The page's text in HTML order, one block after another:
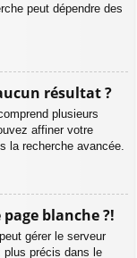
peut dépendre des
résultat ?
plusieurs
affiner votre
la recherche avancée.
blanche ?!
gérer le serveur
plus précis dans le